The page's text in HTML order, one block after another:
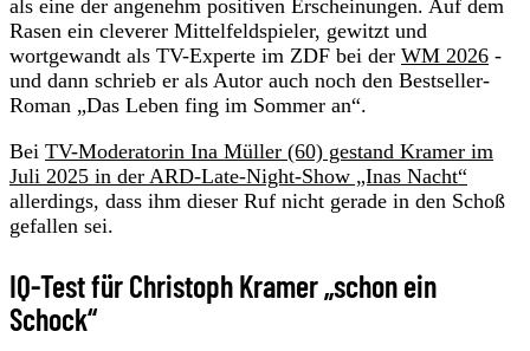
als eine der angenehm positiven Erscheinungen. Auf dem
Rasen ein cleverer Mittelfeldspieler, gewitzt und
wortgewandt als TV-Experte im ZDF bei der WM 2026 -
und dann schrieb er als Autor auch noch den Bestseller-
Roman „Das Leben fing im Sommer an“.
Bei TV-Moderatorin Ina Müller (60) gestand Kramer im
Juli 2025 in der ARD-Late-Night-Show „Inas Nacht“
allerdings, dass ihm dieser Ruf nicht gerade in den Schoß
gefallen sei.
IQ-Test für Christoph Kramer „schon ein
Schock“